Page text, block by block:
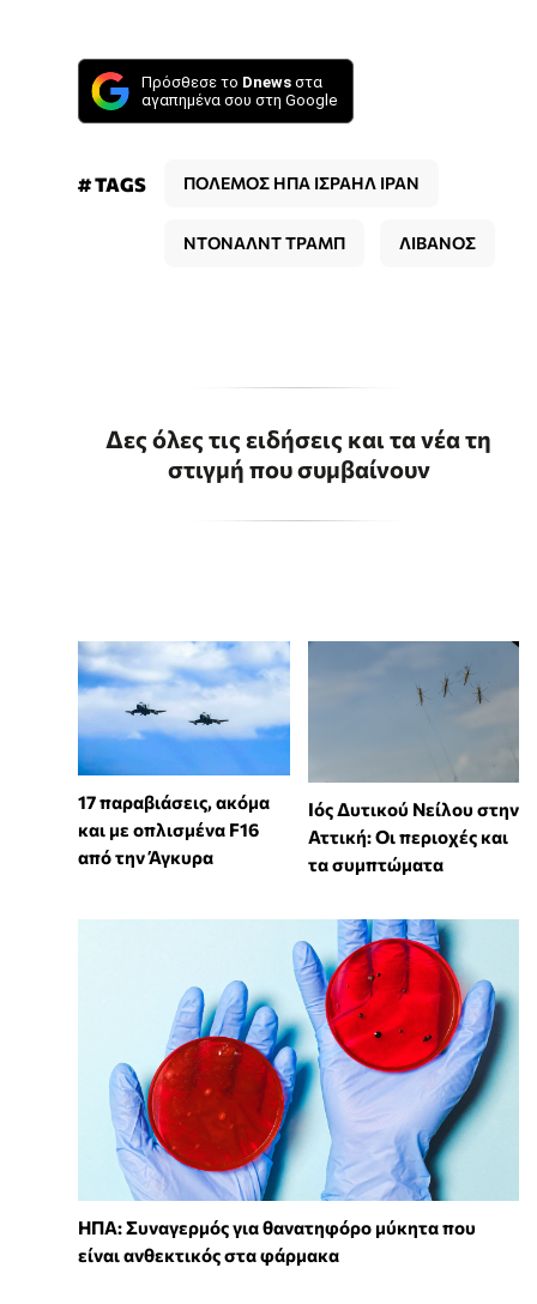
Πρόσθεσε το Dnews στα
αγαπημένα σου στη Google
# TAGS ΠΟΛΕΜΟΣ ΗΠΑ ΙΣΡΑΗΛ ΙΡΑΝ
ΝΤΟΝΑΛΝΤ ΤΡΑΜΠ ΛΙΒΑΝΟΣ
Δες όλες τις ειδήσεις και τα νέα τη
στιγμή που συμβαίνουν
17 παραβιάσεις, ακόμα
και με οπλισμένα F16
από την Άγκυρα
Ιός Δυτικού Νείλου στην
Αττική: Οι περιοχές και
τα συμπτώματα
ΗΠΑ: Συναγερμός για θανατηφόρο μύκητα που
είναι ανθεκτικός στα φάρμακα